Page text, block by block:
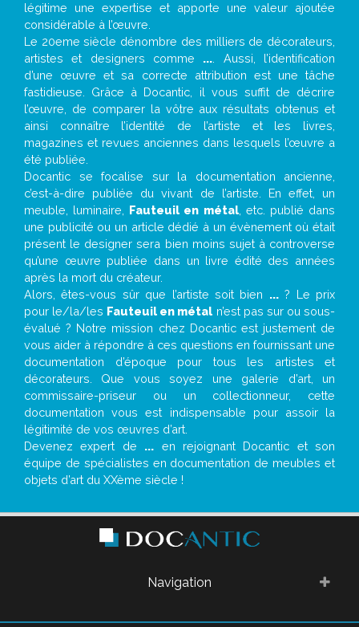
légitime une expertise et apporte une valeur ajoutée
considérable à l’œuvre.
Le 20eme siècle dénombre des milliers de décorateurs,
artistes et designers comme ... . Aussi, l’identification
d’une œuvre et sa correcte attribution est une tâche
fastidieuse. Grâce à Docantic, il vous suffit de décrire
l’œuvre, de comparer la vôtre aux résultats obtenus et
ainsi connaître l’identité de l’artiste et les livres,
magazines et revues anciennes dans lesquels l’œuvre a
été publiée.
Docantic se focalise sur la documentation ancienne,
c’est-à-dire publiée du vivant de l’artiste. En effet, un
meuble, luminaire, Fauteuil en métal, etc. publié dans
une publicité ou un article dédié à un évènement où était
présent le designer sera bien moins sujet à controverse
qu’une œuvre publiée dans un livre édité des années
après la mort du créateur.
Alors, êtes-vous sûr que l’artiste soit bien ...? Le prix
pour le/la/les Fauteuil en métal n’est pas sur ou sous-
évalué ? Notre mission chez Docantic est justement de
vous aider à répondre à ces questions en fournissant une
documentation d’époque pour tous les artistes et
décorateurs. Que vous soyez une galerie d’art, un
commissaire-priseur ou un collectionneur, cette
documentation vous est indispensable pour assoir la
légitimité de vos œuvres d’art.
Devenez expert de ... en rejoignant Docantic et son
équipe de spécialistes en documentation de meubles et
objets d’art du XXème siècle !
Navigation